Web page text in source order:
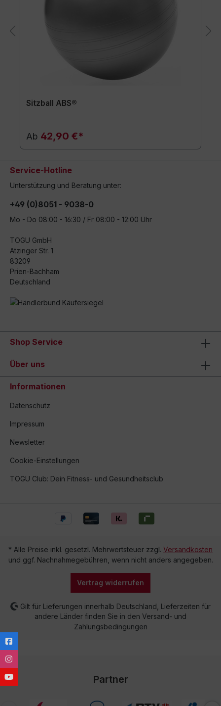
Sitzball ABS®
Ab 42,90 €*
Service-Hotline
Unterstützung und Beratung unter:
+49 (0)8051 - 9038-0
Mo - Do 08:00 - 16:30 / Fr 08:00 - 12:00 Uhr
TOGU GmbH
Atzinger Str. 1
83209
Prien-Bachham
Deutschland
Shop Service
Über uns
Informationen
Datenschutz
Impressum
Newsletter
Cookie-Einstellungen
TOGU Club: Dein Fitness- und Gesundheitsclub
* Alle Preise inkl. gesetzl. Mehrwertsteuer zzgl. Versandkosten
und ggf. Nachnahmegebühren, wenn nicht anders angegeben.
Vertrag widerrufen
Gilt für Lieferungen innerhalb Deutschland, Lieferzeiten für
andere Länder finden Sie in den Versand- und
Zahlungsbedingungen
Partner